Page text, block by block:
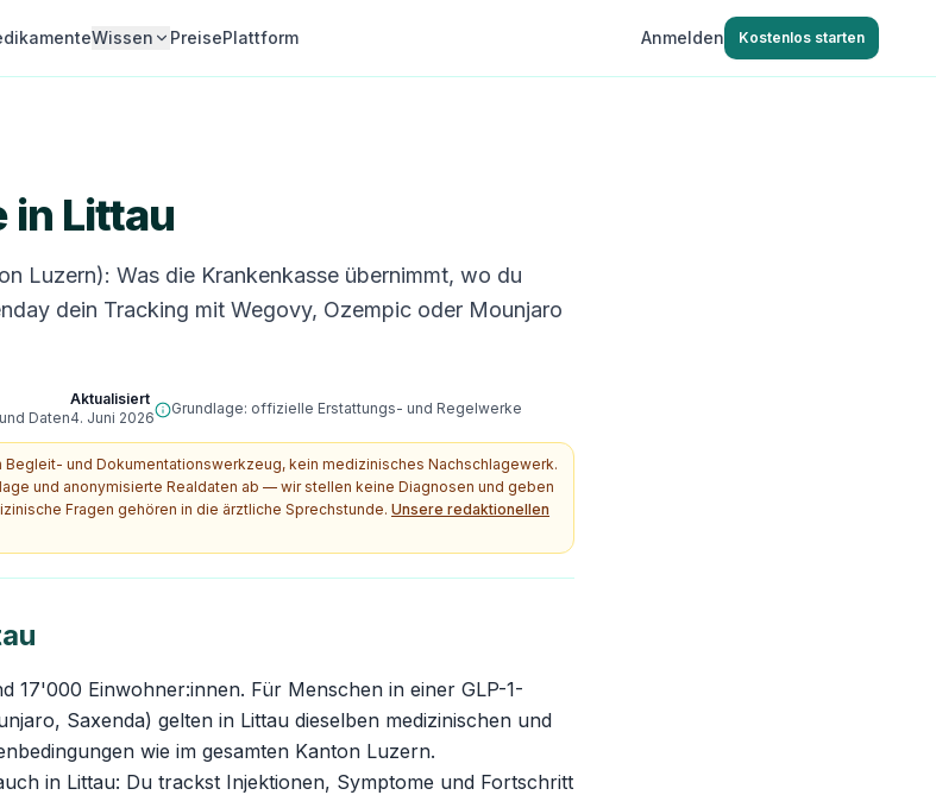
Wissen PreisePlattform Anmelden Kostenlos starten
in Littau
Luzern): Was die Krankenkasse übernimmt, wo du
dein Tracking mit Wegovy, Ozempic oder Mounjaro
Daten
Aktualisiert
4. Juni 2026
Grundlage: offizielle Erstattungs- und Regelwerke
Begleit- und Dokumentationswerkzeug, kein medizinisches Nachschlagewerk.
und anonymisierte Realdaten ab — wir stellen keine Diagnosen und geben
Fragen gehören in die ärztliche Sprechstunde. Unsere redaktionellen
17'000 Einwohner:innen. Für Menschen in einer GLP-1-
Saxenda) gelten in Littau dieselben medizinischen und
wie im gesamten Kanton Luzern.
in Littau: Du trackst Injektionen, Symptome und Fortschritt